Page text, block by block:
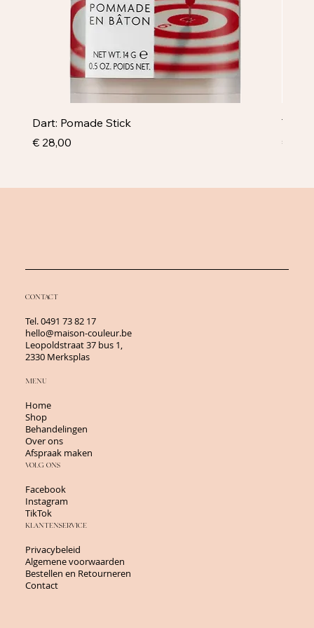
Dart: Pomade Stick
Prijs
€ 28,00
Prijs
€
CONTACT
Tel.0491 73 82 17
hello@maison-couleur.be
Leopoldstraat 37 bus 1,
2330 Merksplas
MENU
Home
Shop
Behandelingen
Over ons
Afspraak maken
VOLG ONS
Facebook
Instagram
TikTok
KLANTENSERVICE
Privacybeleid
Algemene voorwaarden
Bestellen en Retourneren
Contact